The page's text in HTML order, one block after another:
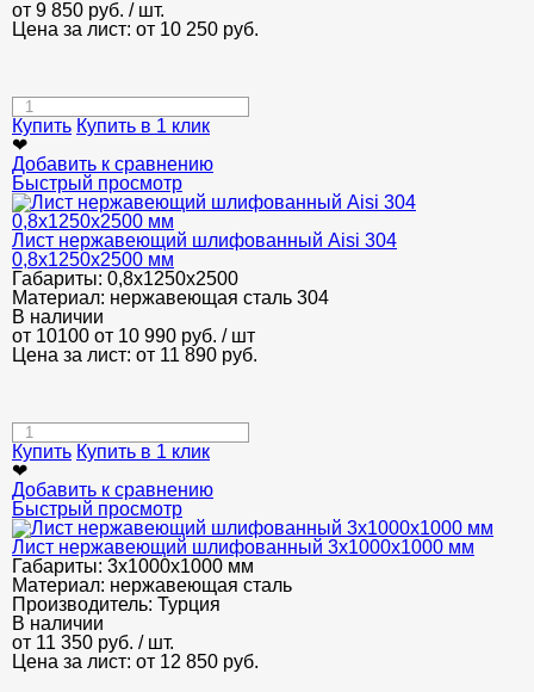
от 9 850 руб. / шт.
Цена за лист: от 10 250 руб.
Купить Купить в 1 клик
❤
Добавить к сравнению
Быстрый просмотр
Лист нержавеющий шлифованный Aisi 304
0,8х1250х2500 мм
Габариты: 0,8х1250х2500
Материал: нержавеющая сталь 304
В наличии
от 10100 от 10 990 руб. / шт
Цена за лист: от 11 890 руб.
Купить Купить в 1 клик
❤
Добавить к сравнению
Быстрый просмотр
Лист нержавеющий шлифованный 3х1000х1000 мм
Габариты: 3х1000х1000 мм
Материал: нержавеющая сталь
Производитель: Турция
В наличии
от 11 350 руб. / шт.
Цена за лист: от 12 850 руб.